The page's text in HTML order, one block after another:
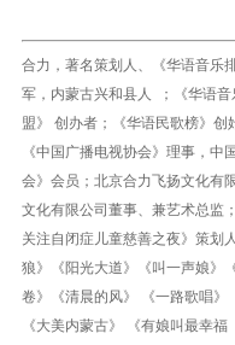
合力，著名策划人、《华语音乐
军，内蒙古兴和县人 ；《华语
盟》 创办者；《华语民歌榜》
《中国广播电视协会》理事，
会》会员；北京合力飞扬文化有
文化有限公司董事、兼艺术总监
关注自闭症儿童慈善之夜》策划
狼》《阳光大道》《叫一声娘》
卷》《清晨的风》 《一路歌唱
《大美内蒙古》 《有娘叫最幸